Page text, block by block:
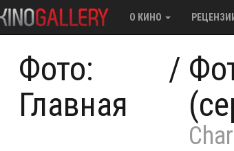
О КИНО
Фото:
Главная
/